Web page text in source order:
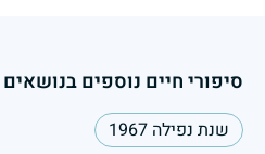
סיפורי חיים נוספים
שנת נפילה 1967